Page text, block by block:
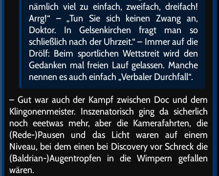
nämlich viel zu einfach, zweifach, dreifach!
Arrg!“ – „Tun Sie sich keinen Zwang an,
Doktor. In Gelsenkirchen fragt man so
schließlich nach der Uhrzeit.“ – Immer auf die
Drölf: Beim sportlichen Wettstreit wird den
Gedanken mal freien Lauf gelassen. Manche
nennen es auch einfach „Verbaler Durchfall“.
– Gut war auch der Kampf zwischen Doc und dem
Klingonenmeister. Inszenatorisch ging da sicherlich
noch eeetwas mehr, aber die Kamerafahrten, die
(Rede-)Pausen und das Licht waren auf einem
Niveau, bei dem einen bei Discovery vor Schreck die
(Baldrian-)Augentropfen in die Wimpern gefallen
wären.